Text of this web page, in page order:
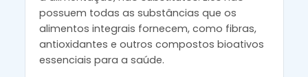
possuem todas as substâncias que os
alimentos integrais fornecem, como fibras,
antioxidantes e outros compostos bioativos
essenciais para a saúde.